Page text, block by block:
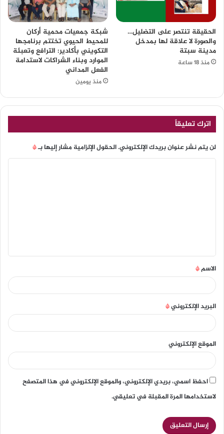
الحقيقة تنتصر على التضليل…
والصورة لا علاقة لها بمدخل
مدينة سبتة
منذ 18 ساعة
شبكة جمعيات محمية أركان
للمحيط الحيوي تختتم برنامجها
التكويني بأكادير: الترافع وتعبئة
الموارد وبناء الشراكات لاستدامة
الفعل المداني
منذ يومين
اترك تعليقاً
لن يتم نشر عنوان بريدك الإلكتروني.الحقول الإلزامية مشار إليها بـ*
الاسم*
البريد الإلكتروني*
الموقع الإلكتروني
احفظ اسمي، بريدي الإلكتروني، والموقع الإلكتروني في هذا المتصفح
لاستخدامها المرة المقبلة في تعليقي.